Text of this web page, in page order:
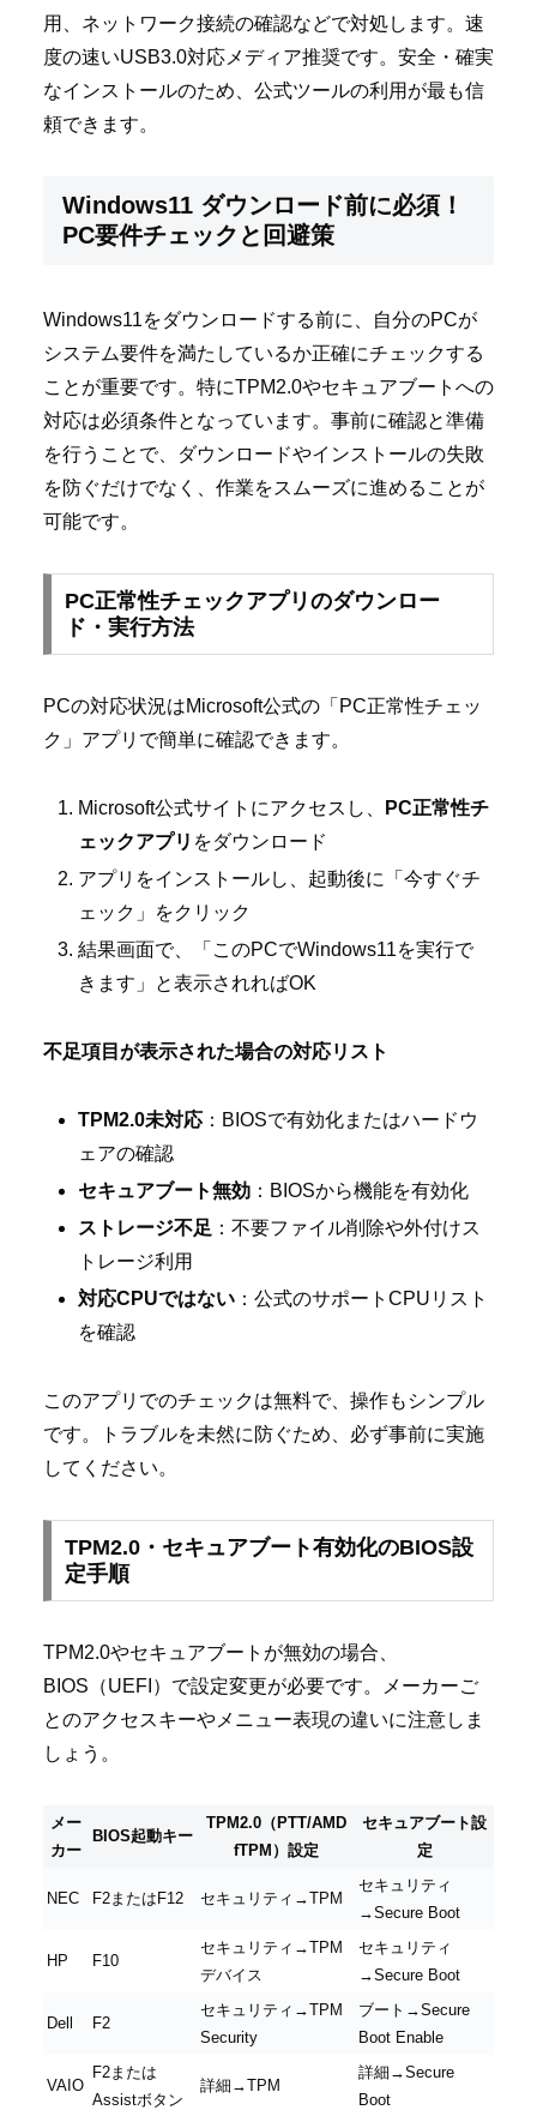
用、ネットワーク接続の確認などで対処します。速
度の速いUSB3.0対応メディア推奨です。安全・確実
なインストールのため、公式ツールの利用が最も信
頼できます。
Windows11 ダウンロード前に必須！
PC要件チェックと回避策
Windows11をダウンロードする前に、自分のPCが
システム要件を満たしているか正確にチェックする
ことが重要です。特にTPM2.0やセキュアブートへの
対応は必須条件となっています。事前に確認と準備
を行うことで、ダウンロードやインストールの失敗
を防ぐだけでなく、作業をスムーズに進めることが
可能です。
PC正常性チェックアプリのダウンロー
ド・実行方法
PCの対応状況はMicrosoft公式の「PC正常性チェッ
ク」アプリで簡単に確認できます。
Microsoft公式サイトにアクセスし、
PC正常性チ
ェックアプリ をダウンロード
アプリをインストールし、起動後に「今すぐチ
ェック」をクリック
結果画面で、「このPCでWindows11を実行で
きます」と表示されればOK
不足項目が表示された場合の対応リスト
TPM2.0未対応 ：BIOSで有効化またはハードウ
ェアの確認
セキュアブート無効 ：BIOSから機能を有効化
ストレージ不足 ：不要ファイル削除や外付けス
トレージ利用
対応CPUではない ：公式のサポートCPUリスト
を確認
このアプリでのチェックは無料で、操作もシンプル
です。トラブルを未然に防ぐため、必ず事前に実施
してください。
TPM2.0・セキュアブート有効化のBIOS設
定手順
TPM2.0やセキュアブートが無効の場合、
BIOS（UEFI）で設定変更が必要です。メーカーご
とのアクセスキーやメニュー表現の違いに注意しま
しょう。
メー
カー
BIOS起動キー
TPM2.0（PTT/AMD
fTPM）設定
セキュアブート設
定
NEC F2またはF12 セキュリティ→TPM
セキュリティ
→Secure Boot
HP F10
セキュリティ→TPM
デバイス
セキュリティ
→Secure Boot
Dell F2
セキュリティ→TPM
Security
ブート→Secure
Boot Enable
VAIO
F2または
Assistボタン
詳細→TPM
詳細→Secure
Boot